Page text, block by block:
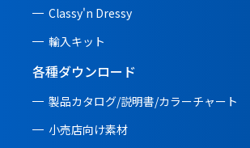
Classy'n Dressy
輸入キット
各種ダウンロード
製品カタログ/説明書/カラーチャート
小売店向け素材